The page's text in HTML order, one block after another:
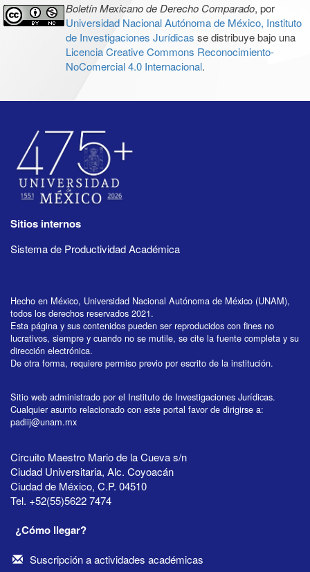
Boletín Mexicano de Derecho Comparado, por
Universidad Nacional Autónoma de México, Instituto
de Investigaciones Jurídicas se distribuye bajo una
Licencia Creative Commons Reconocimiento-
NoComercial 4.0 Internacional.
Sitios internos
Sistema de Productividad Académica
Hecho en México, Universidad Nacional Autónoma de México (UNAM),
todos los derechos reservados 2021.
Esta página y sus contenidos pueden ser reproducidos con fines no
lucrativos, siempre y cuando no se mutile, se cite la fuente completa y su
dirección electrónica.
De otra forma, requiere permiso previo por escrito de la institución.
Sitio web administrado por el Instituto de Investigaciones Jurídicas.
Cualquier asunto relacionado con este portal favor de dirigirse a:
padiij@unam.mx
Circuito Maestro Mario de la Cueva s/n
Ciudad Universitaria, Alc. Coyoacán
Ciudad de México, C.P. 04510
Tel. +52(55)5622 7474
¿Cómo llegar?
Suscripción a actividades académicas